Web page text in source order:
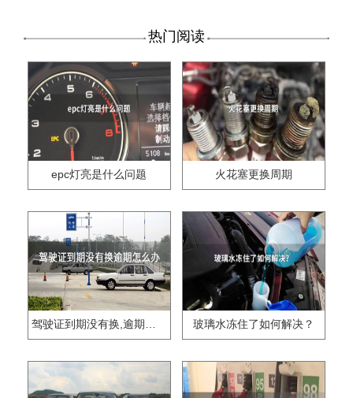
热门阅读
epc灯亮是什么问题 火花塞更换周期
驾驶证到期没有换,逾期怎么办?? 玻璃水冻住了如何解决？